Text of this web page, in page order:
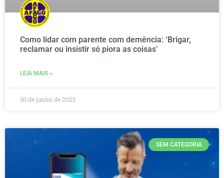
Como lidar com parente com demência: ‘Brigar,
reclamar ou insistir só piora as coisas’
LEIA MAIS »
30 de junho de 2025
SEM CATEGORIA